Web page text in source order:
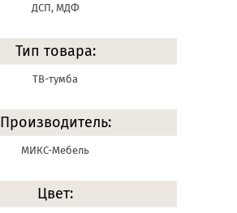
ДСП, МДФ
Тип товара:
ТВ-тумба
Производитель:
МИКС-Мебель
Цвет: